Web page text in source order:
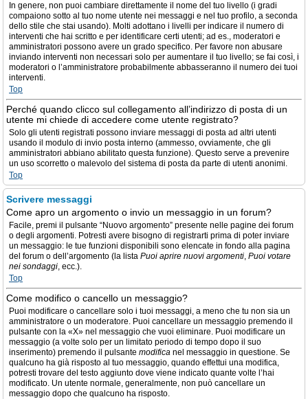
In genere, non puoi cambiare direttamente il nome del tuo livello (i gradi
compaiono sotto al tuo nome utente nei messaggi e nel tuo profilo, a seconda
dello stile che stai usando). Molti adottano i livelli per indicare il numero di
interventi che hai scritto e per identificare certi utenti; ad es., moderatori e
amministratori possono avere un grado specifico. Per favore non abusare
inviando interventi non necessari solo per aumentare il tuo livello; se fai così, i
moderatori o l’amministratore probabilmente abbasseranno il numero dei tuoi
interventi.
Top
Perché quando clicco sul collegamento all’indirizzo di posta di un
utente mi chiede di accedere come utente registrato?
Solo gli utenti registrati possono inviare messaggi di posta ad altri utenti
usando il modulo di invio posta interno (ammesso, ovviamente, che gli
amministratori abbiano abilitato questa funzione). Questo serve a prevenire
un uso scorretto o malevolo del sistema di posta da parte di utenti anonimi.
Top
Scrivere messaggi
Come apro un argomento o invio un messaggio in un forum?
Facile, premi il pulsante “Nuovo argomento” presente nelle pagine dei forum
o degli argomenti. Potresti avere bisogno di registrarti prima di poter inviare
un messaggio: le tue funzioni disponibili sono elencate in fondo alla pagina
del forum o dell’argomento (la lista Puoi aprire nuovi argomenti, Puoi votare
nei sondaggi, ecc.).
Top
Come modifico o cancello un messaggio?
Puoi modificare o cancellare solo i tuoi messaggi, a meno che tu non sia un
amministratore o un moderatore. Puoi cancellare un messaggio premendo il
pulsante con la «X» nel messaggio che vuoi eliminare. Puoi modificare un
messaggio (a volte solo per un limitato periodo di tempo dopo il suo
inserimento) premendo il pulsante modifica nel messaggio in questione. Se
qualcuno ha già risposto al tuo messaggio, quando effettui una modifica,
potresti trovare del testo aggiunto dove viene indicato quante volte l’hai
modificato. Un utente normale, generalmente, non può cancellare un
messaggio dopo che qualcuno ha risposto.